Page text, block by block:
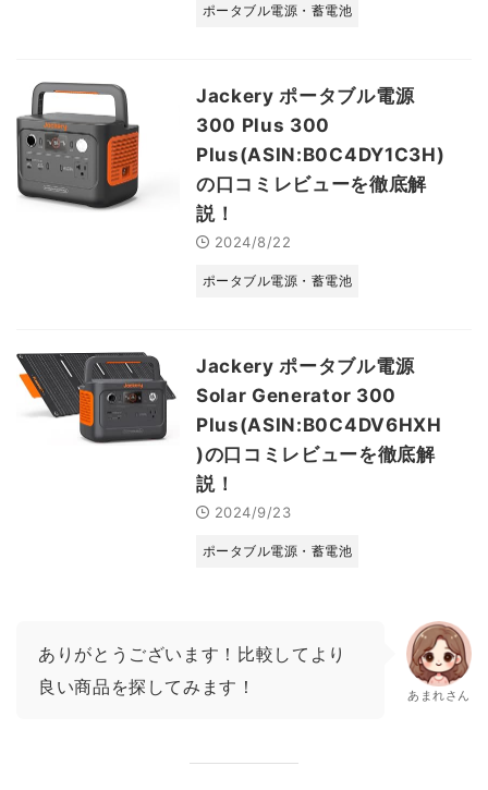
ポータブル電源・蓄電池
Jackery ポータブル電源
300 Plus 300
Plus(ASIN:B0C4DY1C3H)
の口コミレビューを徹底解
説！
2024/8/22
ポータブル電源・蓄電池
Jackery ポータブル電源
Solar Generator 300
Plus(ASIN:B0C4DV6HXH
)の口コミレビューを徹底解
説！
2024/9/23
ポータブル電源・蓄電池
ありがとうございます！比較してより
良い商品を探してみます！
あまれさん